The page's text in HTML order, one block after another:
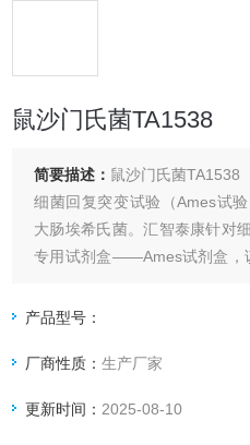
鼠沙门氏菌TA1538
简要描述： 鼠沙门氏菌TA1538
细菌回复突变试验（Ames试
大肠埃希氏菌。汇智泰康针对
专用试剂盒——Ames试剂盒，
WP2uvrApKM101，且所有试
准，并以甘油菌的形
产品型号：
厂商性质：生产厂家
更新时间： 2025-08-10